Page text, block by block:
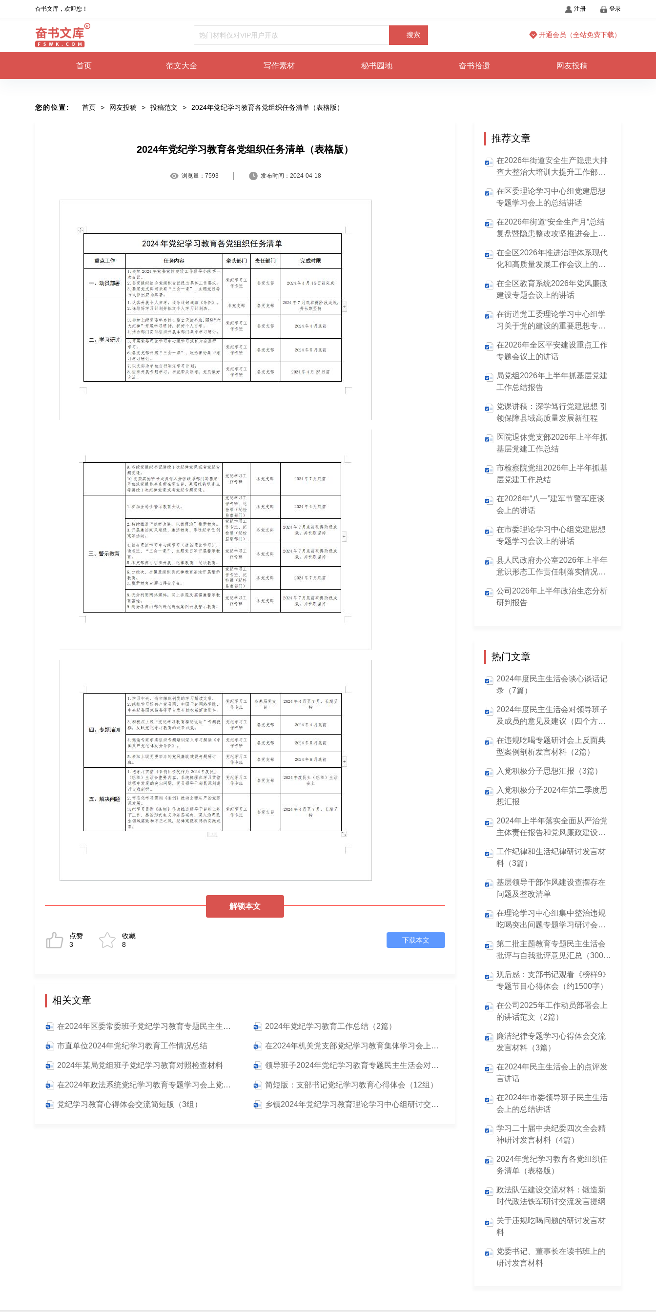
奋书文库，欢迎您！ 注册 登录
搜索 开通会员（全站免费下载）
首页 范文大全 写作素材 秘书园地 奋书拾遗 网友投稿
您的位置: 首页 > 网友投稿 > 投稿范文 > 2024年党纪学习教育各党组织任务清单（表格版）
2024年党纪学习教育各党组织任务清单（表格版）
浏览量： 7593 发布时间： 2024-04-18
解锁本文
点赞
3
收藏
8
下载本文
相关文章
在2024年区委常委班子党纪学习教育专题民主生活会上的总结讲话 2024年党纪学习教育工作总结（2篇）
市直单位2024年党纪学习教育工作情况总结 在2024年机关党支部党纪学习教育集体学习会上的研讨交流发言
2024年某局党组班子党纪学习教育对照检查材料 领导班子2024年党纪学习教育专题民主生活会对照检查材料
在2024年政法系统党纪学习教育专题学习会上党课讲稿 简短版：支部书记党纪学习教育心得体会（12组）
党纪学习教育心得体会交流简短版（3组） 乡镇2024年党纪学习教育理论学习中心组研讨交流发言材料
推荐文章
在2026年街道安全生产隐患大排
查大整治大培训大提升工作部署
在区委理论学习中心组党建思想
专题学习会上的总结讲话
在2026年街道“安全生产月”总结
复盘暨隐患整改攻坚推进会上的
在全区2026年推进治理体系现代
化和高质量发展工作会议上的讲
在全区教育系统2026年党风廉政
建设专题会议上的讲话
在街道党工委理论学习中心组学
习关于党的建设的重要思想专题
在2026年全区平安建设重点工作
专题会议上的讲话
局党组2026年上半年抓基层党建
工作总结报告
党课讲稿：深学笃行党建思想 引
领保障县域高质量发展新征程
医院退休党支部2026年上半年抓
基层党建工作总结
市检察院党组2026年上半年抓基
层党建工作总结
在2026年“八一”建军节警军座谈
会上的讲话
在市委理论学习中心组党建思想
专题学习会议上的讲话
县人民政府办公室2026年上半年
意识形态工作责任制落实情况报
公司2026年上半年政治生态分析
研判报告
热门文章
2024年度民主生活会谈心谈话记
录（7篇）
2024年度民主生活会对领导班子
及成员的意见及建议（四个方
在违规吃喝专题研讨会上反面典
型案例剖析发言材料（2篇）
入党积极分子思想汇报（3篇）
入党积极分子2024年第二季度思
想汇报
2024年上半年落实全面从严治党
主体责任报告和党风廉政建设工
工作纪律和生活纪律研讨发言材
料（3篇）
基层领导干部作风建设查摆存在
问题及整改清单
在理论学习中心组集中整治违规
吃喝突出问题专题学习研讨会议
第二批主题教育专题民主生活会
批评与自我批评意见汇总（300
观后感：支部书记观看《榜样9》
专题节目心得体会（约1500字）
在公司2025年工作动员部署会上
的讲话范文（2篇）
廉洁纪律专题学习心得体会交流
发言材料（3篇）
在2024年民主生活会上的点评发
言讲话
在2024年市委领导班子民主生活
会上的总结讲话
学习二十届中央纪委四次全会精
神研讨发言材料（4篇）
2024年党纪学习教育各党组织任
务清单（表格版）
政法队伍建设交流材料：锻造新
时代政法铁军研讨交流发言提纲
关于违规吃喝问题的研讨发言材
料
党委书记、董事长在读书班上的
研讨发言材料